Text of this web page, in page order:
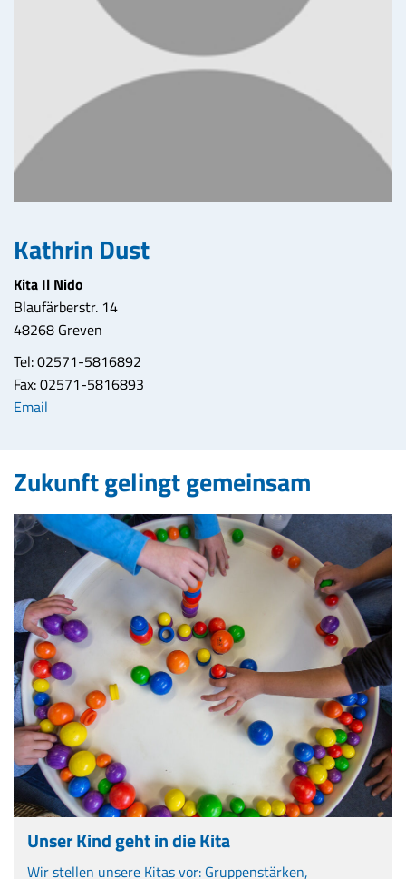
Kathrin Dust
Kita Il Nido
Blaufärberstr. 14
48268 Greven
Tel: 02571-5816892
Fax: 02571-5816893
Email
Zukunft gelingt gemeinsam
Unser Kind geht in die Kita
Wir stellen unsere Kitas vor: Gruppenstärken,